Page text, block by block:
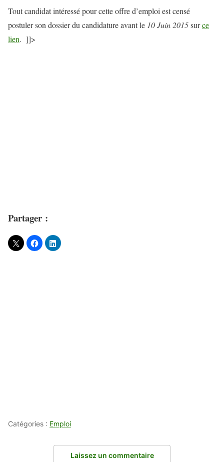
Tout candidat intéressé pour cette offre d’emploi est censé
postuler son dossier du candidature avant le 10 Juin 2015surce
lien. ]]>
Partager :
Catégories : Emploi
Laissez un commentaire